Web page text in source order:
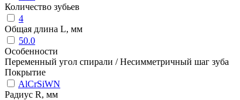
Количество зубьев
4
Общая длина L, мм
50.0
Особенности
Переменный угол спирали / Несимметричный шаг зуба
Покрытие
AlCrSiWN
Радиус R, мм